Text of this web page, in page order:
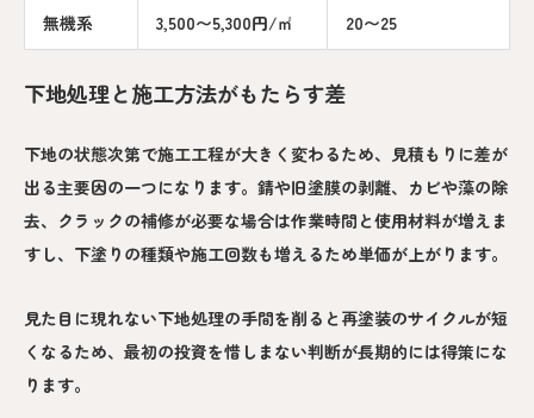
無機系 3,500〜5,300円/㎡ 20〜25
下地処理と施工方法がもたらす差
下地の状態次第で施工工程が大きく変わるため、見積もりに差が
出る主要因の一つになります。錆や旧塗膜の剥離、カビや藻の除
去、クラックの補修が必要な場合は作業時間と使用材料が増えま
すし、下塗りの種類や施工回数も増えるため単価が上がります。
見た目に現れない下地処理の手間を削ると再塗装のサイクルが短
くなるため、最初の投資を惜しまない判断が長期的には得策にな
ります。